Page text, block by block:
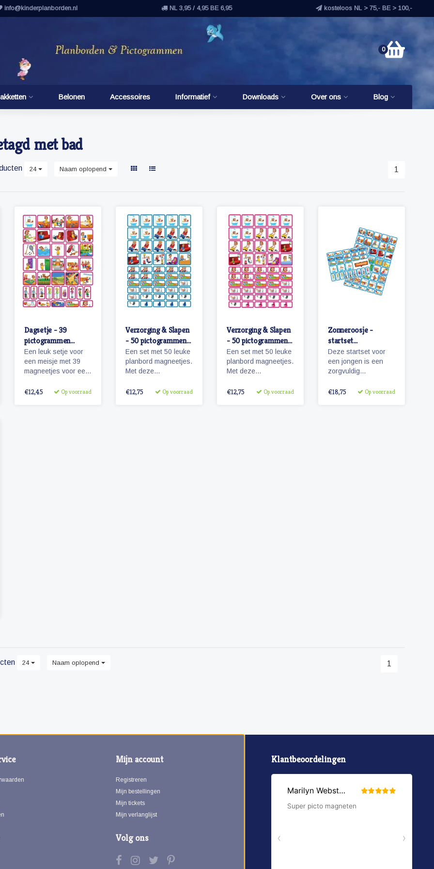
info@kinderplanborden.nl NL 3,95 / 4,95 BE 6,95 kosteloos NL > 75,- BE > 100,-
0
Belonen Accessoires Informatief Downloads Over ons Blog
met bad
24 Naam oplopend 1
Dagsetje - 39
pictogrammen
(meisje)
Een leuk setje voor
een meisje met 39
magneetjes voor een
o.a. magneetjes voor
€12,45 Op voorraad
Verzorging & Slapen
- 50 pictogrammen
(jongen)
Een set met 50 leuke
planbord magneetjes.
Met deze
je bijvoorbeeld het
€12,75 Op voorraad
Verzorging & Slapen
- 50 pictogrammen
(meisje)
Een set met 50 leuke
planbord magneetjes.
Met deze
je bijvoorbeeld het
€12,75 Op voorraad
Zonneroosje -
startset
pictogrammen
jongen
Deze startset voor
een jongen is een
zorgvuldig
met 68 magnetische
€18,75 Op voorraad
24 Naam oplopend 1
Mijn account
Registreren
Mijn bestellingen
Mijn tickets
Mijn verlanglijst
Volg ons
Klantbeoordelingen